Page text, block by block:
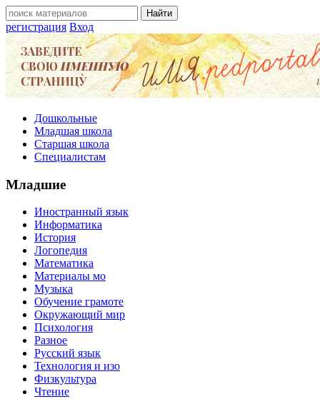
регистрация Вход
Дошкольные
Младшая школа
Старшая школа
Специалистам
Младшие
Иностранный язык
Информатика
История
Логопедия
Математика
Материалы мо
Музыка
Обучение грамоте
Окружающий мир
Психология
Разное
Русский язык
Технология и изо
Физкультура
Чтение